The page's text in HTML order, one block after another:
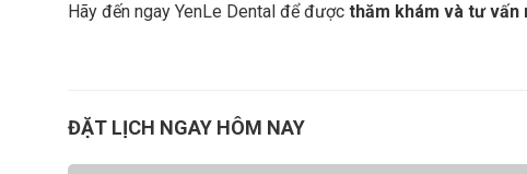
Hãy đến ngay YenLe Dental để được thăm khám và tư vấn
ĐẶT LỊCH NGAY HÔM NAY